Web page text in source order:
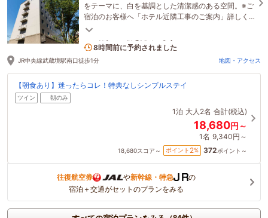
をテーマに、白を基調とした清潔感のある空間。※ご
宿泊のお客様へ「ホテル近隣工事のご案内」詳しく
は「宿泊施設からのお知らせ」をご確認ください。
1名がこの宿を見ています
JR中央線武蔵境駅南口徒歩1分 地図・アクセス
【朝食あり】迷ったらコレ！特典なしシンプルステイ
ツイン 朝のみ
1泊 大人2名 合計(税込)
18,680円～
1名 9,340円～
18,680スコア～ ポイント 2% 372ポイント～
往復航空券 や新幹線・特急
の
宿泊＋交通がセットのプランをみる